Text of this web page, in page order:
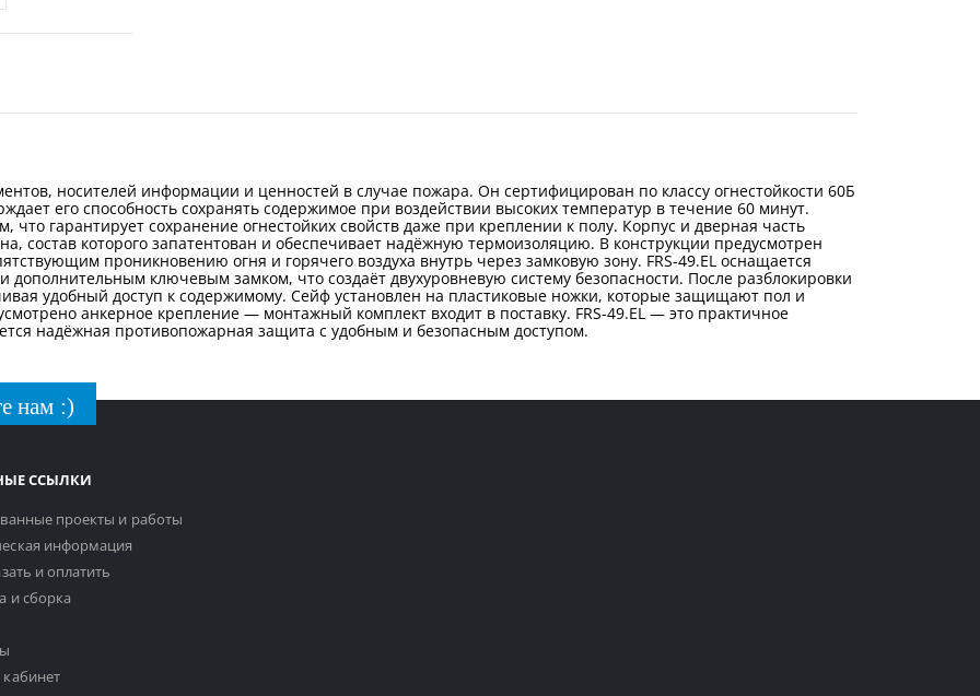
носителей информации и ценностей в случае пожара. Он сертифицирован по классу огнестойкости 60Б
его способность сохранять содержимое при воздействии высоких температур в течение 60 минут.
гарантирует сохранение огнестойких свойств даже при креплении к полу. Корпус и дверная часть
состав которого запатентован и обеспечивает надёжную термоизоляцию. В конструкции предусмотрен
проникновению огня и горячего воздуха внутрь через замковую зону. FRS-49.EL оснащается
ключевым замком, что создаёт двухуровневую систему безопасности. После разблокировки
удобный доступ к содержимому. Сейф установлен на пластиковые ножки, которые защищают пол и
анкерное крепление — монтажный комплект входит в поставку. FRS-49.EL — это практичное
надёжная противопожарная защита с удобным и безопасным доступом.
нам :)
ССЫЛКИ
проекты и работы
информация
и оплатить
и сборка